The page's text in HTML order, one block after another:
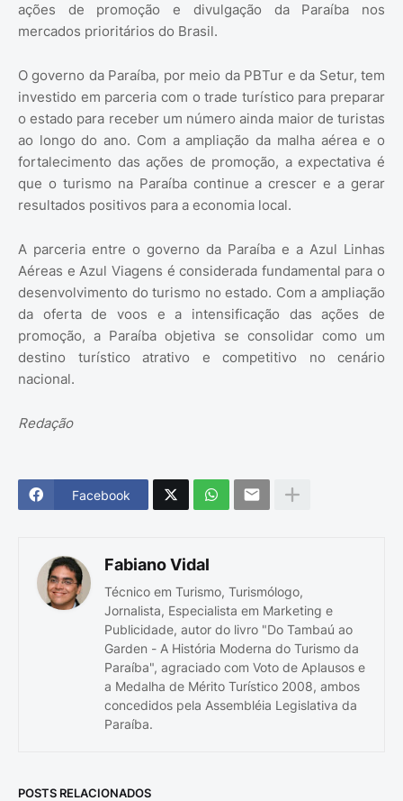
ações de promoção e divulgação da Paraíba nos
mercados prioritários do Brasil.
O governo da Paraíba, por meio da PBTur e da Setur, tem
investido em parceria com o trade turístico para preparar
o estado para receber um número ainda maior de turistas
ao longo do ano. Com a ampliação da malha aérea e o
fortalecimento das ações de promoção, a expectativa é
que o turismo na Paraíba continue a crescer e a gerar
resultados positivos para a economia local.
A parceria entre o governo da Paraíba e a Azul Linhas
Aéreas e Azul Viagens é considerada fundamental para o
desenvolvimento do turismo no estado. Com a ampliação
da oferta de voos e a intensificação das ações de
promoção, a Paraíba objetiva se consolidar como um
destino turístico atrativo e competitivo no cenário
nacional.
Redação
Facebook
Fabiano Vidal
Técnico em Turismo, Turismólogo,
Jornalista, Especialista em Marketing e
Publicidade, autor do livro "Do Tambaú ao
Garden - A História Moderna do Turismo da
Paraíba", agraciado com Voto de Aplausos e
a Medalha de Mérito Turístico 2008, ambos
concedidos pela Assembléia Legislativa da
Paraíba.
POSTS RELACIONADOS